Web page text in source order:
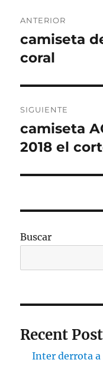
de
entradas
ANTERIOR
Entrada
anterior:
camiseta
coral
SIGUIENTE
Entrada
siguiente:
camiseta
2018 el
Buscar
Recent
Inter derrota a